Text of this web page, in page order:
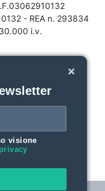
- REA n. 293834
i.v.
visione